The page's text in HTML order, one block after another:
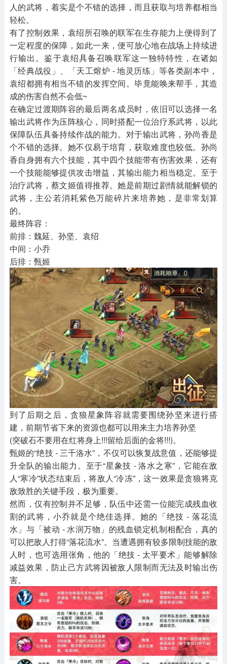
人的武将，着实是个不错的选择，而且获取与培养都相当
轻松。
有了控制效果，袁绍所召唤的联军在生存能力上便得到了
一定程度的保障，如此一来，便可放心地在战场上持续进
行输出。鉴于袁绍具备召唤联军这一独特特性，在诸如
「经典战役」、「天工熔炉 - 地灵历练」等各类副本中，
袁绍都拥有相当不错的发挥空间。毕竟能唤来帮手，其造
成的伤害自然不会低~
在确定过渡期阵容的最后两名成员时，依旧可以选择一名
输出武将作为压阵核心，同时搭配一位治疗系武将，以此
保障队伍具备持续作战的能力。对于输出武将，孙尚香是
个不错的选择。她不仅易于培育，获取难度也较低。孙尚
香自身拥有六个技能，其中四个技能带有伤害效果，还有
一个技能能够提供攻击增益，其输出能力相当稳定。至于
治疗武将，蔡文姬值得推荐。她是前期过剧情就能解锁的
武将，主公若消耗紫色万能碎片来培养她，是非常划算
的。
最终阵容：
前排：魏延、孙坚、袁绍
中间：小乔
后排：甄姬
到了后期之后，贪狼星象阵容就需要围绕孙坚来进行搭
建， 前期节省下来的资源也都可以用来主力培养孙坚
(突破石不要用在红将身上!!!留给后面的金将!!!)。
甄姬的“绝技 - 三千洛水”，不仅可以恢复战意值，还能够提
升全队的输出能力。至于“星象技 - 洛水之寒”，它能在敌
人“寒冷”状态结束后，将敌人“冷冻”，这一效果是贪狼将克
敌致胜的关键手段，极为重要。
然而，仅有控制并不足够，队伍中还需一位能完成残血收
割的武将，小乔就是个绝佳选择。她的「绝技 - 落花流
水」与「被动 - 水润万物」的残血锁定机制相配合，真的
可以把敌人打得“落花流水”。当遭遇拥有较多限制技能的敌
人时，也可选用张角，他的「绝技 - 太平要术」能够解除
减益效果，防止己方武将因被敌人限制而无法及时输出伤
害。